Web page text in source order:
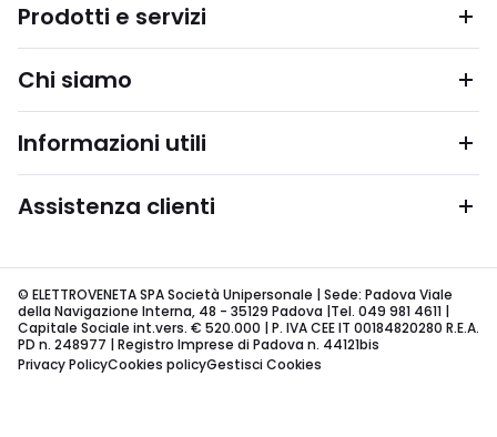
Prodotti e servizi
Chi siamo
Informazioni utili
Assistenza clienti
© ELETTROVENETA SPA Società Unipersonale | Sede: Padova Viale
della Navigazione Interna, 48 - 35129 Padova |Tel. 049 981 4611 |
Capitale Sociale int.vers. € 520.000 | P. IVA CEE IT 00184820280 R.E.A.
PD n. 248977 | Registro Imprese di Padova n. 44121bis
Privacy PolicyCookies policyGestisci Cookies